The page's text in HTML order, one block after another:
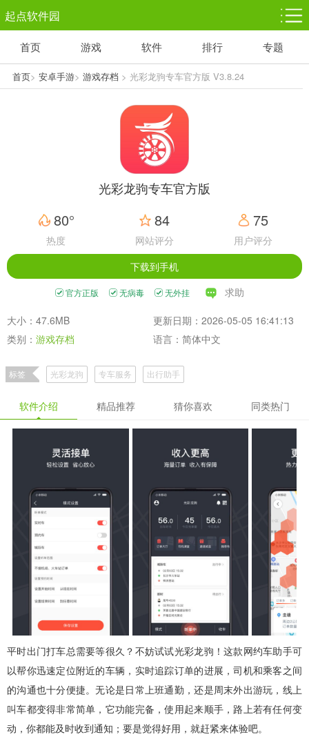
起点软件园
塔防游戏
1千+款游戏
休闲益智
1万+款游戏
体育竞技
5百+款游戏
赛车竞速
3百+款游戏
首页 游戏 软件 排行 专题
首页> 安卓手游> 游戏存档 > 光彩龙驹专车官方版 V3.8.24
光彩龙驹专车官方版
80°
热度
84
网站评分
75
用户评分
下载到手机
官方正版 无病毒 无外挂 求助
大小：47.6MB
更新日期：2026-05-05 16:41:13
类别： 游戏存档 语言：简体中文
标签 光彩龙驹 专车服务 出行助手
软件介绍 精品推荐 猜你喜欢 同类热门
平时出门打车总需要等很久？不妨试试光彩龙驹！这款网约车助手可
以帮你迅速定位附近的车辆，实时追踪订单的进展，司机和乘客之间
的沟通也十分便捷。无论是日常上班通勤，还是周末外出游玩，线上
叫车都变得非常简单，它功能完备，使用起来顺手，路上若有任何变
动，你都能及时收到通知；要是觉得好用，就赶紧来体验吧。